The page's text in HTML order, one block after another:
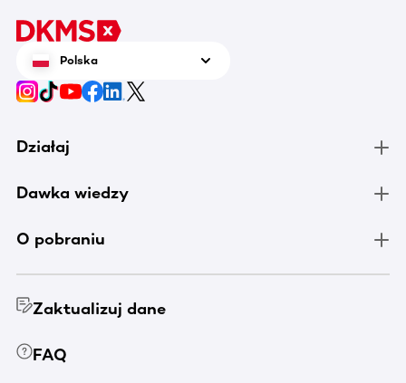
Polska
Działaj
Dawka wiedzy
O pobraniu
Zaktualizuj dane
FAQ